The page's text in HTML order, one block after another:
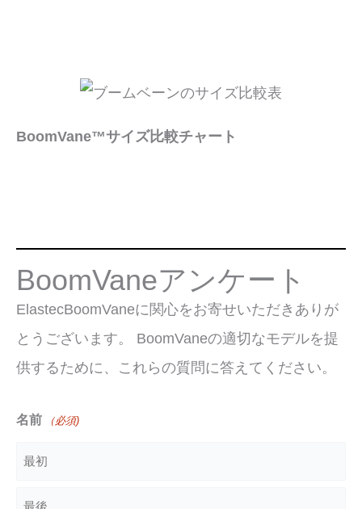
BoomVane™サイズ比較チャート
BoomVaneアンケート
ElastecBoomVaneに関心をお寄せいただきありが
とうございます。 BoomVaneの適切なモデルを提
供するために、これらの質問に答えてください。
名前 （必須)
最